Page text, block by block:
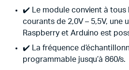
✔️ Le module convient à tous
courants de 2,0V – 5,5V, une
Raspberry et Arduino est
✔️ La fréquence
programmable jusqu’à 860/s.